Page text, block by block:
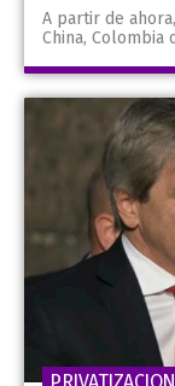
A partir de
China, Colombia